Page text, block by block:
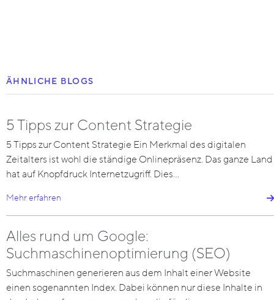
ÄHNLICHE BLOGS
5 Tipps zur Content Strategie
5 Tipps zur Content Strategie Ein Merkmal des digitalen
Zeitalters ist wohl die ständige Onlinepräsenz. Das ganze Land
hat auf Knopfdruck Internetzugriff. Dies…
Mehr erfahren
Alles rund um Google:
Suchmaschinenoptimierung (SEO)
Suchmaschinen generieren aus dem Inhalt einer Website
einen sogenannten Index. Dabei können nur diese Inhalte in